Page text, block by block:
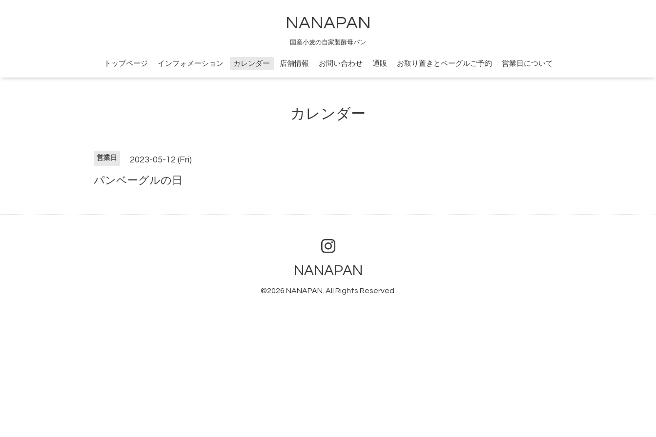
NANAPAN
国産小麦の自家製酵母パン
トップページ インフォメーション カレンダー 店舗情報 お問い合わせ 通販 お取り置きとベーグルご予約 営業日について
カレンダー
営業日 2023-05-12 (Fri)
パンベーグルの日
NANAPAN
©2026 NANAPAN . All Rights Reserved.